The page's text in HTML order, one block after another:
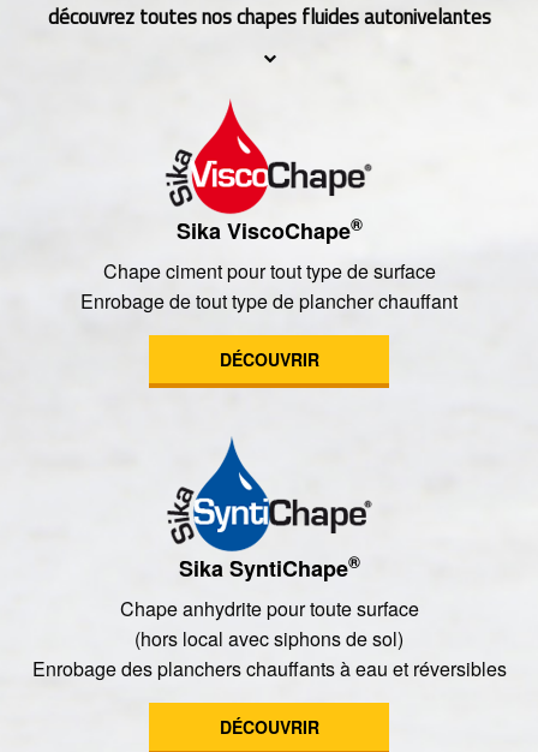
découvrez toutes nos chapes fluides autonivelantes
Sika ViscoChape®
Chape ciment pour tout type de surface
Enrobage de tout type de plancher chauffant
DÉCOUVRIR
Sika SyntiChape®
Chape anhydrite pour toute surface
(hors local avec siphons de sol)
Enrobage des planchers chauffants à eau et réversibles
DÉCOUVRIR